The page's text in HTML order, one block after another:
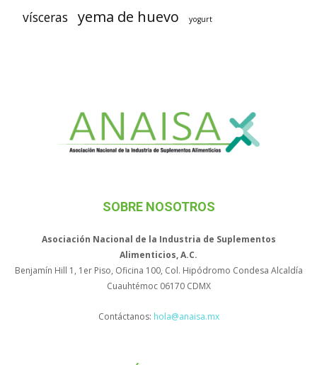
vísceras yema de huevo yogurt
SOBRE NOSOTROS
Asociación Nacional de la Industria de Suplementos
Alimenticios, A.C.
Benjamín Hill 1, 1er Piso, Oficina 100, Col. Hipódromo Condesa Alcaldía
Cuauhtémoc 06170 CDMX
Contáctanos: hola@anaisa.mx